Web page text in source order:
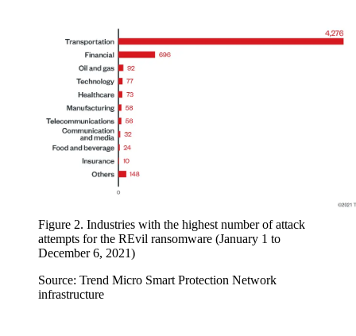
Figure 2. Industries with the highest number of attack
attempts for the REvil ransomware (January 1 to
December 6, 2021)
Source: Trend Micro Smart Protection Network
infrastructure